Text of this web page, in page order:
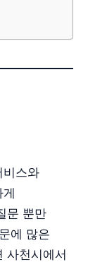
비스와
문 뿐만
에 많은
사천시에서